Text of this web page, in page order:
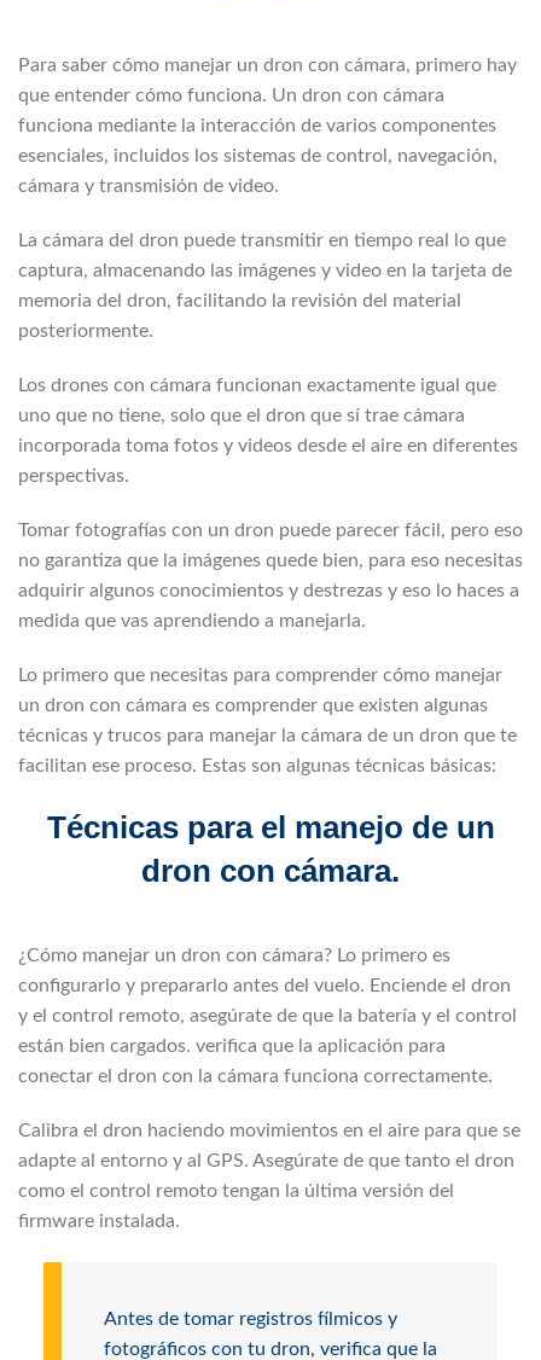
Para saber cómo manejar un dron con cámara, primero hay
que entender cómo funciona. Un dron con cámara
funciona mediante la interacción de varios componentes
esenciales, incluidos los sistemas de control, navegación,
cámara y transmisión de video.
La cámara del dron puede transmitir en tiempo real lo que
captura, almacenando las imágenes y video en la tarjeta de
memoria del dron, facilitando la revisión del material
posteriormente.
Los drones con cámara funcionan exactamente igual que
uno que no tiene, solo que el dron que sí trae cámara
incorporada toma fotos y videos desde el aire en diferentes
perspectivas.
Tomar fotografías con un dron puede parecer fácil, pero eso
no garantiza que la imágenes quede bien, para eso necesitas
adquirir algunos conocimientos y destrezas y eso lo haces a
medida que vas aprendiendo a manejarla.
Lo primero que necesitas para comprender cómo manejar
un dron con cámara es comprender que existen algunas
técnicas y trucos para manejar la cámara de un dron que te
facilitan ese proceso. Estas son algunas técnicas básicas:
Técnicas para el manejo de un
dron con cámara.
¿Cómo manejar un dron con cámara? Lo primero es
configurarlo y prepararlo antes del vuelo. Enciende el dron
y el control remoto, asegúrate de que la batería y el control
están bien cargados. verifica que la aplicación para
conectar el dron con la cámara funciona correctamente.
Calibra el dron haciendo movimientos en el aire para que se
adapte al entorno y al GPS. Asegúrate de que tanto el dron
como el control remoto tengan la última versión del
firmware instalada.
Antes de tomar registros fílmicos y
fotográficos con tu dron, verifica que la